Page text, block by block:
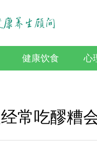
健康饮食 心
常吃醪糟